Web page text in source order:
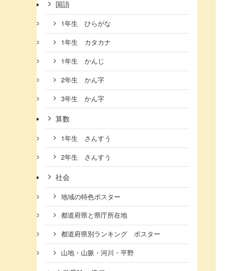
国語
1年生 ひらがな
1年生 カタカナ
1年生 かんじ
2年生 かん字
3年生 かん字
算数
1年生 さんすう
2年生 さんすう
社会
地域の特色ポスター
都道府県と県庁所在地
都道府県別ランキング ポスター
山地・山脈・河川・平野